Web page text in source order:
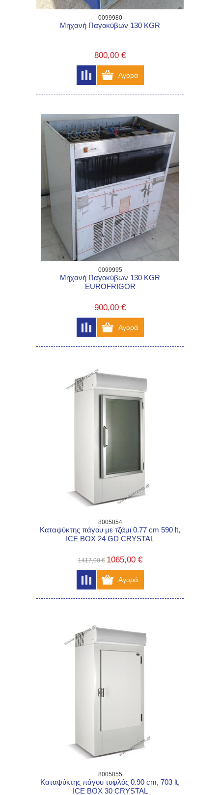
0099980
Μηχανή Παγοκύβων 130 KGR
800,00 €
0099995
Μηχανή Παγοκύβων 130 KGR
EUROFRIGOR
900,00 €
8005054
Kαταψύκτης πάγου με τζάμι 0.77 cm 590 lt,
ICE BOX 24 GD CRYSTAL
1417,00 € 1065,00 €
8005055
Kαταψύκτης πάγου τυφλός 0.90 cm, 703 lt,
ICE BOX 30 CRYSTAL